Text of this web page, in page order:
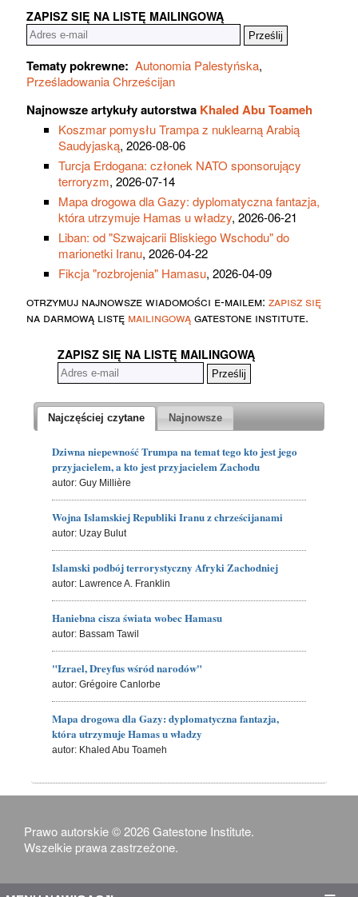
ZAPISZ SIĘ NA LISTĘ MAILINGOWĄ
Tematy pokrewne: Autonomia Palestyńska,
Prześladowania Chrześcijan
Najnowsze artykuły autorstwa Khaled Abu Toameh
Koszmar pomysłu Trampa z nuklearną Arabią
Saudyjaską, 2026-08-06
Turcja Erdogana: członek NATO sponsorujący
terroryzm, 2026-07-14
Mapa drogowa dla Gazy: dyplomatyczna fantazja,
która utrzymuje Hamas u władzy, 2026-06-21
Liban: od "Szwajcarii Bliskiego Wschodu" do
marionetki Iranu, 2026-04-22
Fikcja "rozbrojenia" Hamasu, 2026-04-09
otrzymuj najnowsze wiadomości e-mailem: zapisz się
na darmową listę mailingowągatestone institute.
ZAPISZ SIĘ NA LISTĘ MAILINGOWĄ
Najczęściej czytane Najnowsze
Dziwna niepewność Trumpa na temat tego kto jest jego
przyjacielem, a kto jest przyjacielem Zachodu
autor: Guy Millière
Wojna Islamskiej Republiki Iranu z chrześcijanami
autor: Uzay Bulut
Islamski podbój terrorystyczny Afryki Zachodniej
autor: Lawrence A. Franklin
Haniebna cisza świata wobec Hamasu
autor: Bassam Tawil
"Izrael, Dreyfus wśród narodów"
autor: Grégoire Canlorbe
Mapa drogowa dla Gazy: dyplomatyczna fantazja,
która utrzymuje Hamas u władzy
autor: Khaled Abu Toameh
Prawo autorskie © 2026 Gatestone Institute.
Wszelkie prawa zastrzeżone.